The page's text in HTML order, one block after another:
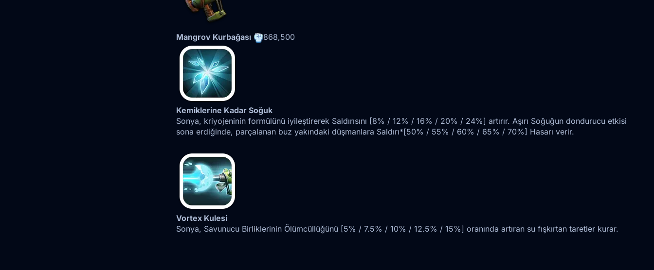
Mangrov Kurbağası 868,500
Kemiklerine Kadar Soğuk
Sonya, kriyojeninin formülünü iyileştirerek Saldırısını [8% / 12% / 16% / 20% / 24%] artırır. Aşırı Soğuğun dondurucu etkisi
sona erdiğinde, parçalanan buz yakındaki düşmanlara Saldırı*[50% / 55% / 60% / 65% / 70%] Hasarı verir.
Vortex Kulesi
Sonya, Savunucu Birliklerinin Ölümcüllüğünü [5% / 7.5% / 10% / 12.5% / 15%] oranında artıran su fışkırtan taretler kurar.